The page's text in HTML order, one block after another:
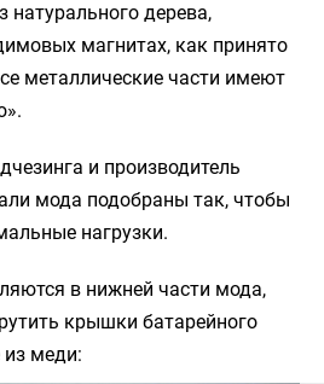
натурального дерева,
магнитах, как принято
металлические части имеют
и производитель
мода подобраны так, чтобы
нагрузки.
в нижней части мода,
крышки батарейного
из меди: